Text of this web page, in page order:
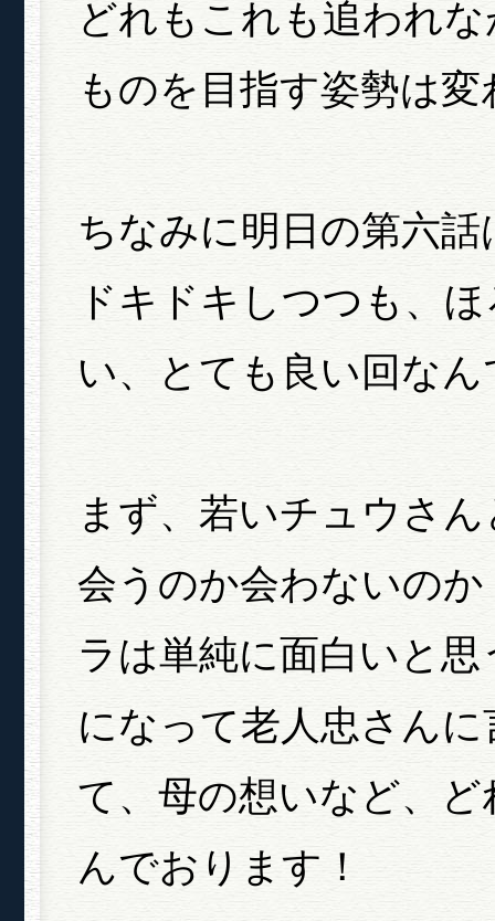
どれもこれも追われ
ものを目指す姿勢は
ちなみに明日の第六
ドキドキしつつも、
い、とても良い回なん
まず、若いチュウさ
会うのか会わないの
ラは単純に面白いと
になって老人忠さん
て、母の想いなど、
んでおります！